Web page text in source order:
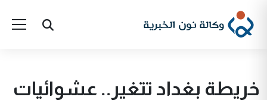
خريطة بغداد تتغير.. عشوائيات